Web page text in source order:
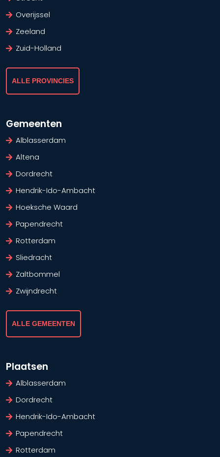
Overijssel
Zeeland
Zuid-Holland
ALLE PROVINCIES
Gemeenten
Alblasserdam
Altena
Dordrecht
Hendrik-Ido-Ambacht
Hoeksche Waard
Papendrecht
Rotterdam
Sliedracht
Zaltbommel
Zwijndrecht
ALLE GEMEENTEN
Plaatsen
Alblasserdam
Dordrecht
Hendrik-Ido-Ambacht
Papendrecht
Rotterdam